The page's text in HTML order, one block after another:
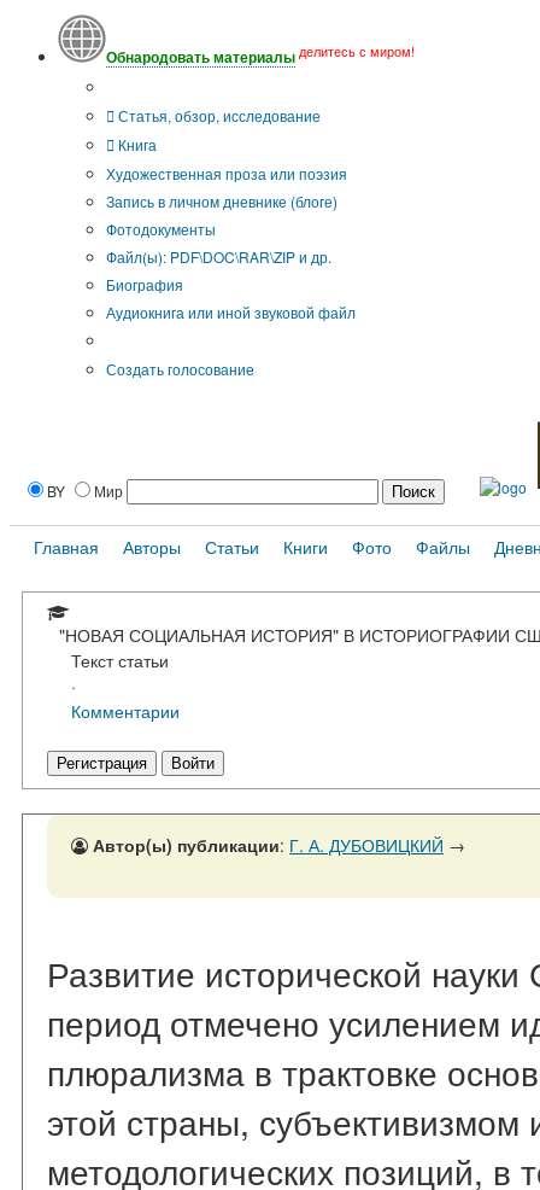
Обнародовать материалы делитесь с миром!
Статья, обзор, исследование
Книга
Художественная проза или поэзия
Запись в личном дневнике (блоге)
Фотодокументы
Файл(ы): PDF\DOC\RAR\ZIP и др.
Биография
Аудиокнига или иной звуковой файл
Создать голосование
BY Мир
Главная Авторы Статьи Книги Фото Файлы
"НОВАЯ СОЦИАЛЬНАЯ ИСТОРИЯ" В ИСТОРИОГРАФИИ
Текст статьи
·
Комментарии
Регистрация Войти
Автор(ы) публикации: Г. А. ДУБОВИЦКИЙ →
Развитие исторической
период отмечено усилением
плюрализма в трактовке
этой страны, субъективизмом
методологических позиций, в